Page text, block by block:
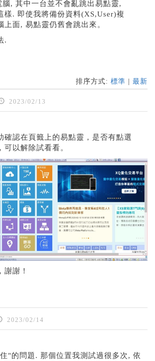
腦, 其中一台並不會亂跳出易點靈,
樣. 即使我將備份資料(XS,User)複
上面, 易點靈仍舊會跳出來。
.
排序方式: 標準 最新
2023/02/13
確認在頁籤上的易點靈，是否有點選
可以解除試看看。
謝謝！
2023/02/14
"的問題. 那個位置我測試過很多次, 依